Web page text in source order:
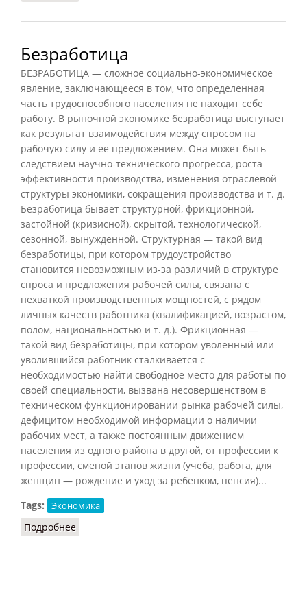
Безработица
БЕЗРАБОТИЦА — сложное социально-экономическое
явление, заключающееся в том, что определенная
часть трудоспособного населения не находит себе
работу. В рыночной экономике безработица выступает
как результат взаимодействия между спросом на
рабочую силу и ее предложением. Она может быть
следствием научно-технического прогресса, роста
эффективности производства, изменения отраслевой
структуры экономики, сокращения производства и т. д.
Безработица бывает структурной, фрикционной,
застойной (кризисной), скрытой, технологической,
сезонной, вынужденной. Структурная — такой вид
безработицы, при котором трудоустройство
становится невозможным из-за различий в структуре
спроса и предложения рабочей силы, связана с
нехваткой производственных мощностей, с рядом
личных качеств работника (квалификацией, возрастом,
полом, национальностью и т. д.). Фрикционная —
такой вид безработицы, при котором уволенный или
уволившийся работник сталкивается с
необходимостью найти свободное место для работы по
своей специальности, вызвана несовершенством в
техническом функционировании рынка рабочей силы,
дефицитом необходимой информации о наличии
рабочих мест, а также постоянным движением
населения из одного района в другой, от профессии к
профессии, сменой этапов жизни (учеба, работа, для
женщин — рождение и уход за ребенком, пенсия)...
Tags:
Экономика
Подробнее